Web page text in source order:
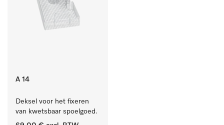
A 14
Deksel voor het fixeren
van kwetsbaar spoelgoed.